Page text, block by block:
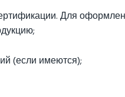
Для
(если имеются);